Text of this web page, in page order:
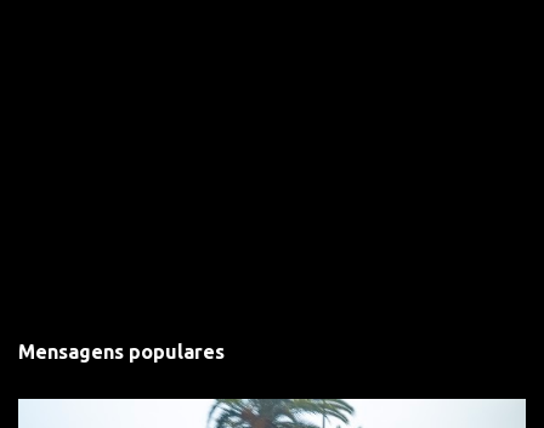
Mensagens populares